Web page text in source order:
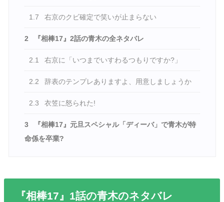
1.7 右京のクビ確定で笑いが止まらない
2 『相棒17』2話の青木の全ネタバレ
2.1 右京に「いつまでいすわるつもりですか?」
2.2 辞表のテンプレありますよ、用意しましょうか
2.3 衣笠に怒られた!
3
『相棒17』元旦スペシャル「ディーバ」で青木が特
命係を卒業?
『相棒17』1話の青木のネタバレ